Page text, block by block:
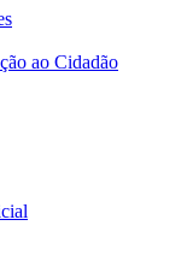
ao Cidadão